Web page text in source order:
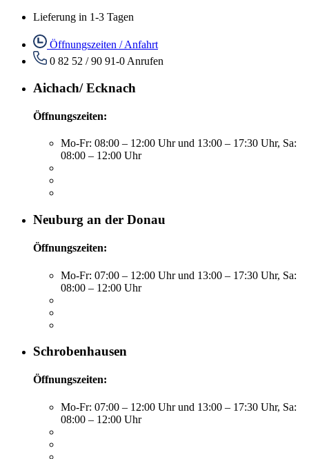
Lieferung in 1-3 Tagen
Öffnungszeiten / Anfahrt
0 82 52 / 90 91-0 Anrufen
Aichach/ Ecknach
Öffnungszeiten:
Mo-Fr: 08:00 – 12:00 Uhr und 13:00 – 17:30 Uhr, Sa:
08:00 – 12:00 Uhr
Neuburg an der Donau
Öffnungszeiten:
Mo-Fr: 07:00 – 12:00 Uhr und 13:00 – 17:30 Uhr, Sa:
08:00 – 12:00 Uhr
Schrobenhausen
Öffnungszeiten:
Mo-Fr: 07:00 – 12:00 Uhr und 13:00 – 17:30 Uhr, Sa:
08:00 – 12:00 Uhr